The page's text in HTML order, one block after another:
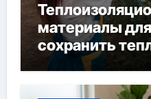
материалы
сохранить
богатый урожай